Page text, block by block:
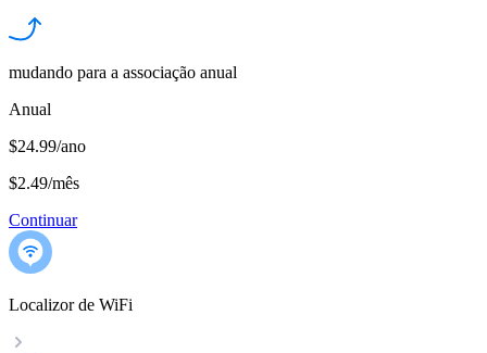
mudando para a associação anual
Anual
$24.99/ano
$2.49/mês
Continuar
Localizor de WiFi